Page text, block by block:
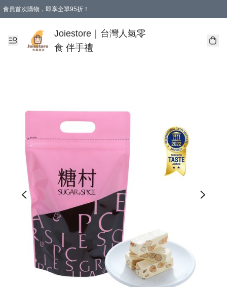
會員首次購物，即享全單95折！
購物滿 HKD 350.00即享免運費優惠！（適用於 本地送貨、本地取貨 )
Joiestore｜台灣人氣零
食 伴手禮